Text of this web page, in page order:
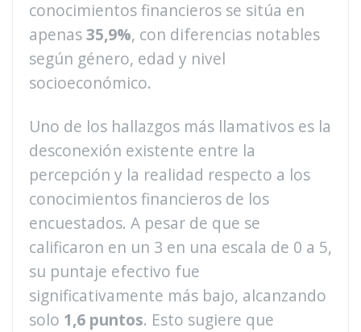
conocimientos financieros se sitúa en
apenas35,9%, con diferencias notables
según género, edad y nivel
socioeconómico.
Uno de los hallazgos más llamativos es la
desconexión existente entre la
percepción y la realidad respecto a los
conocimientos financieros de los
encuestados. A pesar de que se
calificaron en un 3 en una escala de 0 a 5,
su puntaje efectivo fue
significativamente más bajo, alcanzando
solo 1,6 puntos. Esto sugiere que